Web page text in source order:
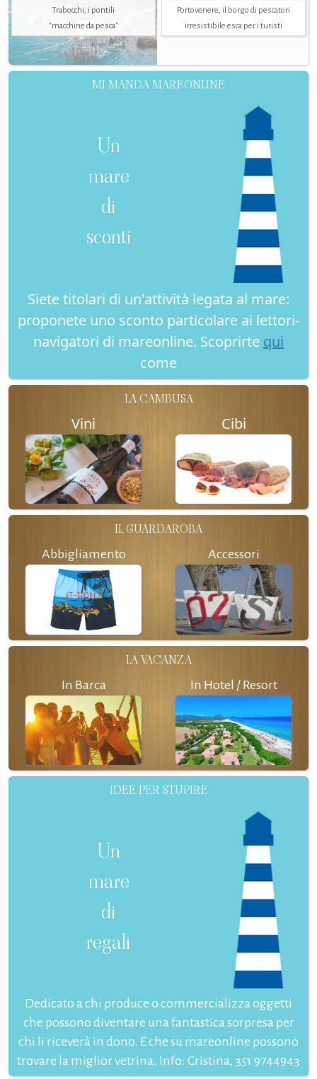
Trabocchi, i pontili
"macchine da pesca"
Portovenere, il borgo di pescatori
irresistibile esca per i turisti
MI MANDA MAREONLINE
Un
mare
di
sconti
Siete titolari di un'attività legata al mare:
proponete uno sconto particolare ai lettori-
navigatori di mareonline. Scoprirte qui
come
LA CAMBUSA
Vini Cibi
IL GUARDAROBA
Abbigliamento Accessori
LA VACANZA
In Barca In Hotel / Resort
IDEE PER STUPIRE
Un
mare
di
regali
Dedicato a chi produce o commercializza oggetti
che possono diventare una fantastica sorpresa per
chi li riceverà in dono. E che su mareonline possono
trovare la miglior vetrina. Info: Cristina, 351 9744943